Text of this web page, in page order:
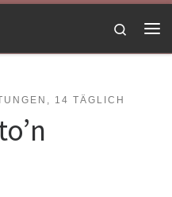
Search
14 TÄGLICH